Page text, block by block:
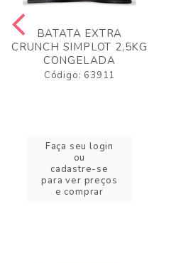
BATATA EXTRA
CRUNCH SIMPLOT 2,5KG
CONGELADA
Código: 63911
Faça seu login
ou
cadastre-se
para ver preços
e comprar